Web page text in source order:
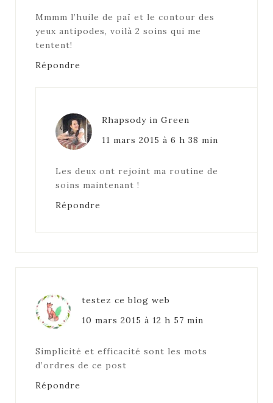
Mmmm l’huile de paï et le contour des
yeux antipodes, voilà 2 soins qui me
tentent!
Répondre
Rhapsody in Green
11 mars 2015 à 6 h 38 min
Les deux ont rejoint ma routine de
soins maintenant !
Répondre
testez ce blog web
10 mars 2015 à 12 h 57 min
Simplicité et efficacité sont les mots
d’ordres de ce post
Répondre